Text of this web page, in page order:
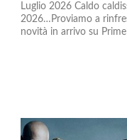
Luglio 2026 Caldo
2026…Proviamo a
novità in arrivo su